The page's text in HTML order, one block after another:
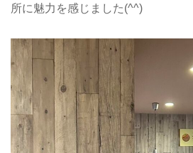
所に魅力を感じました(^^)